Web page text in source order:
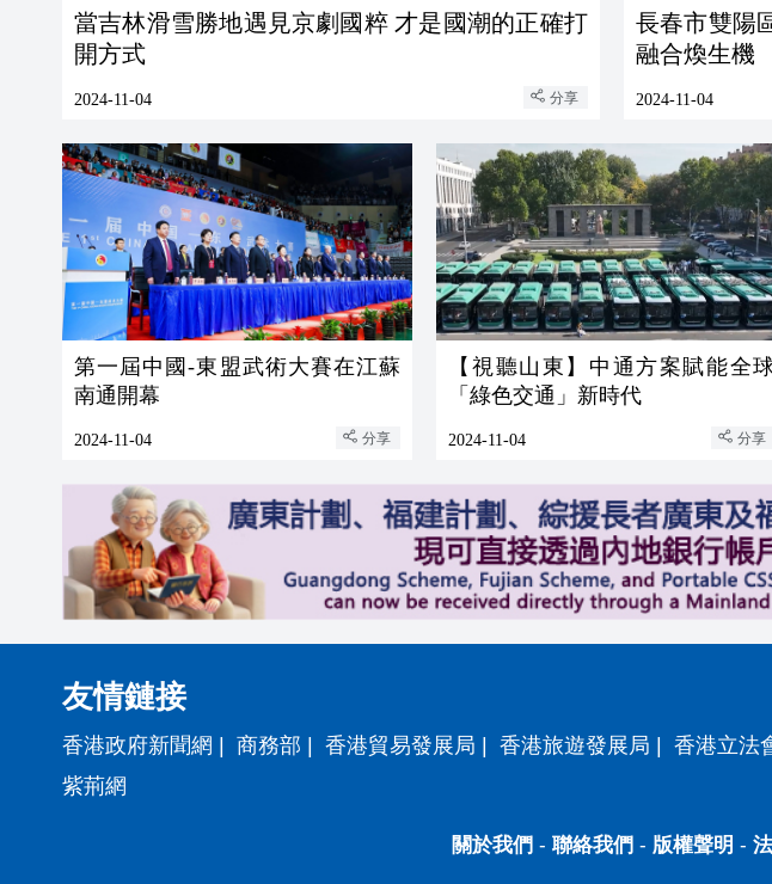
當吉林滑雪勝地遇見京劇國粹 才是國潮的正確打
開方式
2024-11-04 分享
長春市雙陽
融合煥生機
2024-11-04
第一屆中國-東盟武術大賽在江蘇
南通開幕
2024-11-04 分享
【視聽山東】中通方案賦能全
「綠色交通」新時代
2024-11-04 分享
友情鏈接
香港政府新聞網 | 商務部 | 香港貿易發展局 | 香港旅遊發展局 | 香港立法
紫荊網
關於我們 - 聯絡我們 - 版權聲明 -